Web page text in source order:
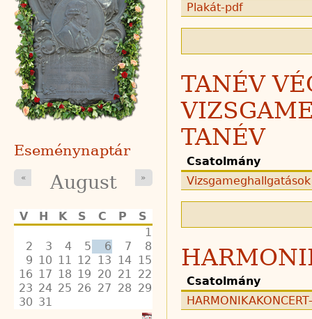
Plakát-pdf
TANÉV
TANÉV
Csatolmány
Csatolmány
Eseménynaptár
« August »
V H K S C P
S
1
2
3 4 5 6 7
8
9 10 11 12 13 14 15
16 17 18 19 20 21
22
23 24 25 26 27 28 29
30 31